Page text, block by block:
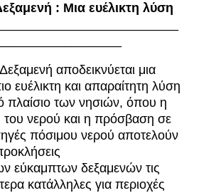
: Μια ευέλικτη λύση
αποδεικνύεται μια
ευέλικτη και απαραίτητη λύση
πλαίσιο των νησιών, όπου η
νερού και η πρόσβαση σε
πόσιμου νερού αποτελούν
εύκαμπτων δεξαμενών τις
κατάλληλες για περιοχές